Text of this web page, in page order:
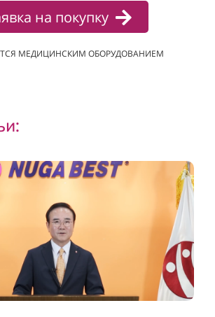
на покупку
МЕДИЦИНСКИМ ОБОРУДОВАНИЕМ